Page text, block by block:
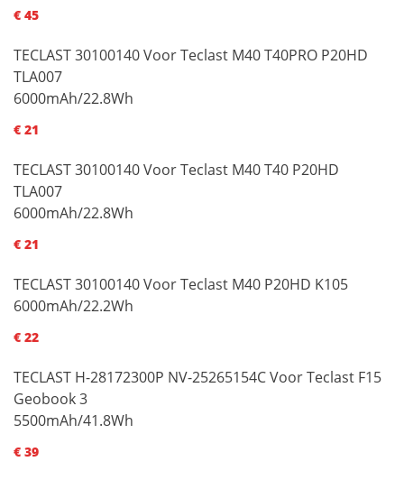
€ 45
TECLAST 30100140 Voor Teclast M40 T40PRO P20HD
TLA007
6000mAh/22.8Wh
€ 21
TECLAST 30100140 Voor Teclast M40 T40 P20HD
TLA007
6000mAh/22.8Wh
€ 21
TECLAST 30100140 Voor Teclast M40 P20HD K105
6000mAh/22.2Wh
€ 22
TECLAST H-28172300P NV-25265154C Voor Teclast F15
Geobook 3
5500mAh/41.8Wh
€ 39